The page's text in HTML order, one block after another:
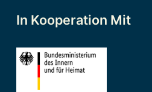
In Kooperation Mit